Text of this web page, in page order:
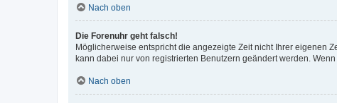
Nach oben
Die Forenuhr geht falsch!
Möglicherweise entspricht die angezeigte Zeit nicht Ihrer eigenen
kann dabei nur von registrierten Benutzern geändert werden.
Nach oben